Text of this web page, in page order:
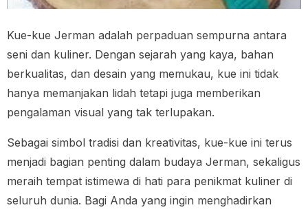
Kue-kue Jerman adalah perpaduan sempurna antara
seni dan kuliner. Dengan sejarah yang kaya, bahan
berkualitas, dan desain yang memukau, kue ini tidak
hanya memanjakan lidah tetapi juga memberikan
pengalaman visual yang tak terlupakan.
Sebagai simbol tradisi dan kreativitas, kue-kue ini terus
menjadi bagian penting dalam budaya Jerman, sekaligus
meraih tempat istimewa di hati para penikmat kuliner di
seluruh dunia. Bagi Anda yang ingin menghadirkan